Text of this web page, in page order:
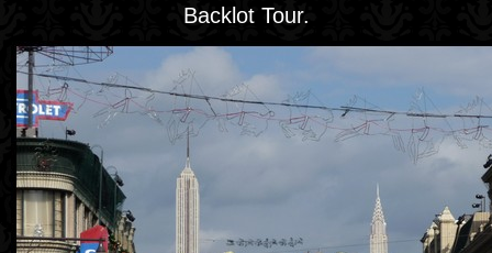
Backlot Tour.